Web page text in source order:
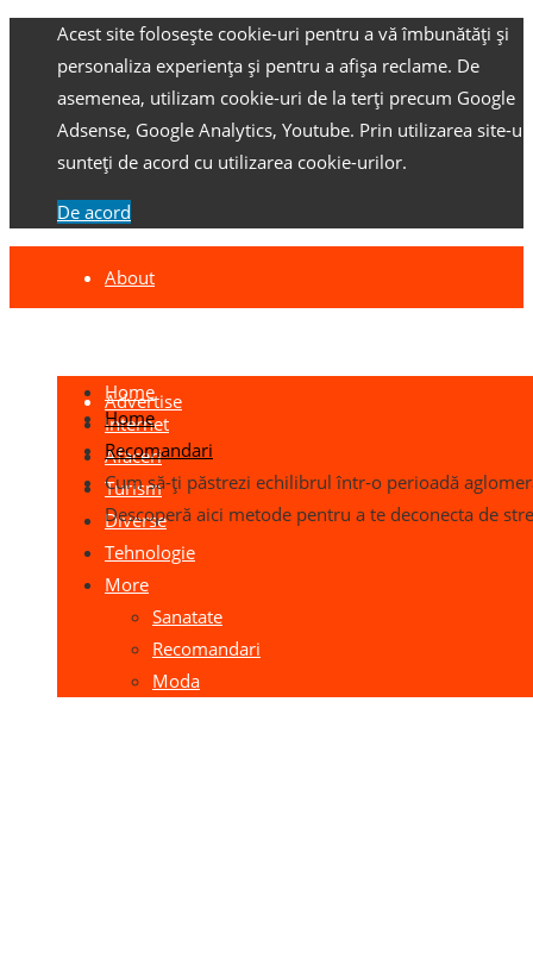
Acest site folosește cookie-uri pentru a vă îmbunătăți și
personaliza experiența și pentru a afișa reclame. De
asemenea, utilizam cookie-uri de la terți precum Google
Adsense, Google Analytics, Youtube. Prin utilizarea site-
sunteți de acord cu utilizarea cookie-urilor.
De acord
About
Advertise
Home
Internet
Afaceri
Turism
Diverse
Tehnologie
More
Sanatate
Recomandari
Moda
Home
Recomandari
Cum să-ți păstrezi echilibrul într-o perioadă
Descoperă aici metode pentru a te deconecta de